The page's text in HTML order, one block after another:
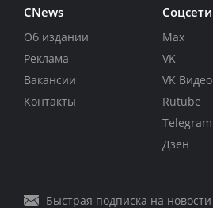
CNews
Об издании
Реклама
Вакансии
Контакты
Соцсети
Max
VK
VK Видео
Rutube
Telegram
Дзен
Быстрая подписка на новости